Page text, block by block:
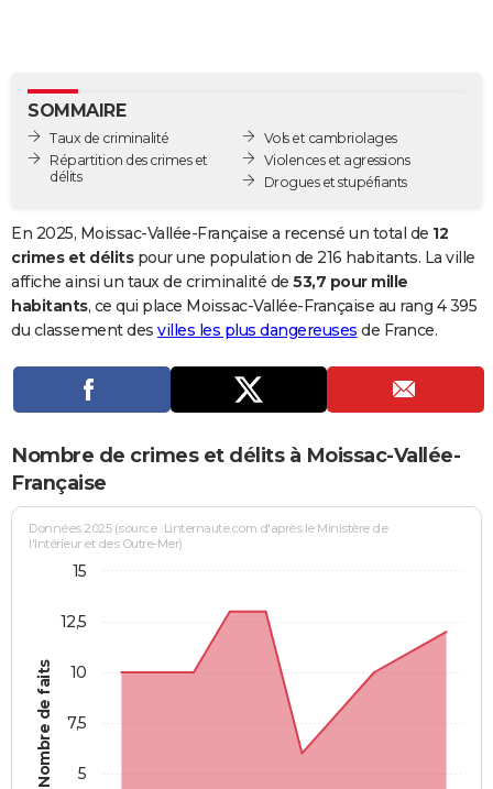
BONS PLANS
CARTE DE VOEUX
Dictionnaire
Biographies
Citations
Expressions
Proverbes
PROGRAMME TV
S'inscrire
Se connecter
Lycées
Collèges
Primaires
Universités
Entreprises
Service militaire
Avis de recherche
AVIS DE DÉCÈS
SOMMAIRE
Taux de criminalité
Répartition des crimes et
délits
Vols et cambriolages
Violences et agressions
Drogues et stupéfiants
En 2025, Moissac-Vallée-Française a recensé un total de 12
crimes et délitspour une population de 216 habitants. La ville
affiche ainsi un taux de criminalité de 53,7 pour mille
habitants, ce qui place Moissac-Vallée-Française au rang 4 395
du classement des villes les plus dangereuses de France.
Nombre de crimes et délits à Moissac-Vallée-
Française
Nombre de faits
Données 2025 (source : Linternaute.com d'après le Ministère de
l'Intérieur et des Outre-Mer)
5
7,5
10
12,5
15